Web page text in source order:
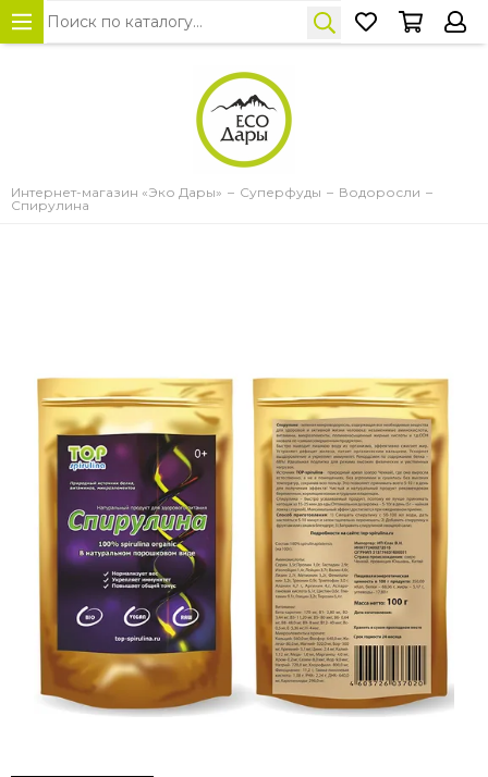
Интернет-магазин «Эко Дары» Суперфуды
Водоросли
Спирулина